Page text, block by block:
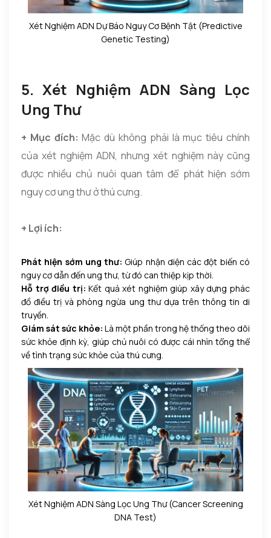
Xét Nghiệm ADN Dự Báo Nguy Cơ Bệnh Tật (Predictive
Genetic Testing)
5. Xét Nghiệm ADN Sàng Lọc
Ung Thư
+ Mục đích:Mặc dù không phải là mục tiêu chính
của xét nghiệm ADN, nhưng xét nghiệm này cũng
được nhiều chủ nuôi quan tâm để phát hiện sớm
nguy cơ ung thư ở thú cưng.
+ Lợi ích:
Phát hiện sớm ung thư: Giúp nhận diện các đột biến có
nguy cơ dẫn đến ung thư, từ đó can thiệp kịp thời.
Hỗ trợ điều trị: Kết quả xét nghiệm giúp xây dựng phác
đồ điều trị và phòng ngừa ung thư dựa trên thông tin di
truyền.
Giám sát sức khỏe: Là một phần trong hệ thống theo dõi
sức khỏe định kỳ, giúp chủ nuôi có được cái nhìn tổng thể
về tình trạng sức khỏe của thú cưng.
Xét Nghiệm ADN Sàng Lọc Ung Thư (Cancer Screening
DNA Test)